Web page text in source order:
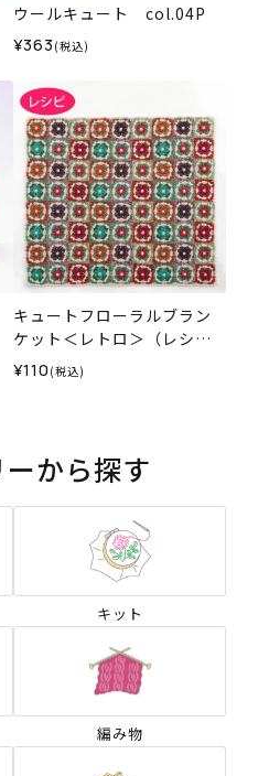
ウールキュート col.04P
¥363 (税込)
キュートフローラルブラン
ケット＜レトロ＞（レシ
ピ）
¥110 (税込)
から探す
キット
編み物